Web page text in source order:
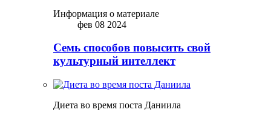
Информация о материале
фев 08 2024
Семь способов повысить свой
культурный интеллект
Диета во время поста Даниила